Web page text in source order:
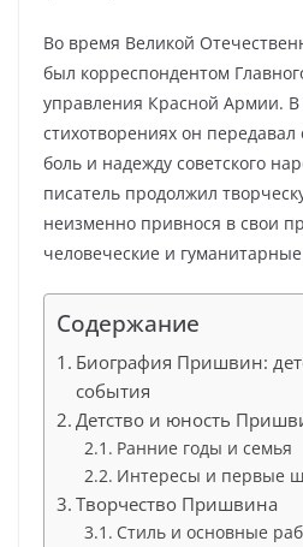
Во время Великой
был корреспондентом
управления Красной Армии. В
стихотворениях он
боль и надежду советского
писатель продолжил
неизменно привнося в свои
человеческие и
Содержание
Биография Пришвин:
события
Детство и юность
Ранние годы и семья
Интересы и первые
Творчество Пришвина
Стиль и основные